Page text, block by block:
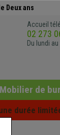
Deux ans
Accueil
02 273
Du lundi
Mobilier de
durée